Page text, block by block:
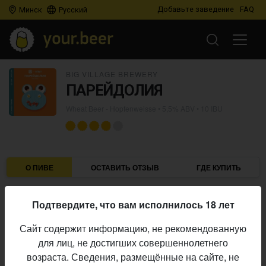
Минск Русский Добавьте заведение FAQ
ПАРЕЙДОЛИЯ
О ПИВЕ ОСТАВИТЬ ОТЗЫВ ГДЕ КУПИТЬ
Пивоварня:
Алкоголь:
5,5%
Горечь:
10 IBU
Начало
Подтвердите, что вам исполнилось 18 лет
Сайт содержит информацию, не рекомендованную
для лиц, не достигших совершеннолетнего
возраста. Сведения, размещённые на сайте, не